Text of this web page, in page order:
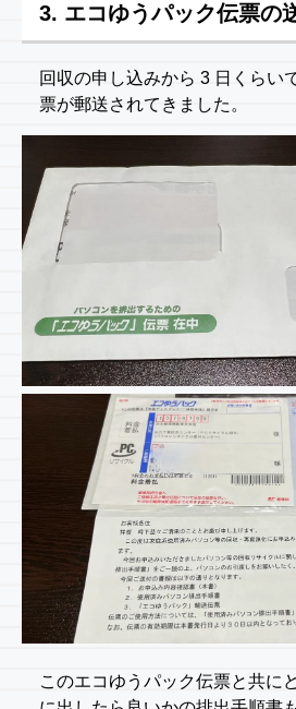
3. エコゆうパック伝票の
回収の申し込みから 3 日くらい
票が郵送されてきました。
このエコゆうパック伝票と共に